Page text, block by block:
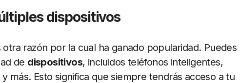
dispositivos
razón por la cual ha ganado popularidad. Puedes
de dispositivos, incluidos teléfonos inteligentes,
más. Esto significa que siempre tendrás acceso a tu